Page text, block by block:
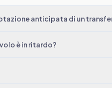
anticipata di un
è in ritardo?